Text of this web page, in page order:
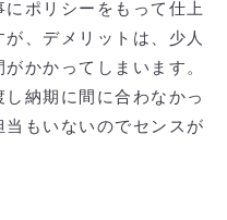
ポリシーをもって仕上
、デメリットは、少人
かかってしまいます。
納期に間に合わなかっ
もいないのでセンスが